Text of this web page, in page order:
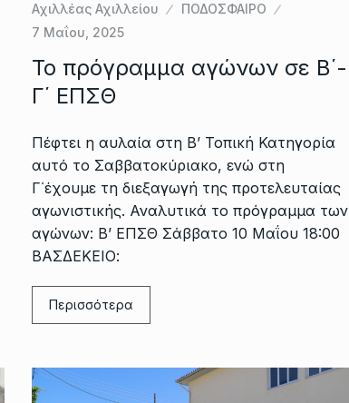
Αχιλλέας Αχιλλείου
ΠΟΔΟΣΦΑΙΡΟ
7 Μαΐου, 2025
To πρόγραμμα αγώνων σε Β΄-
Γ΄ ΕΠΣΘ
Πέφτει η αυλαία στη Β’ Τοπική Κατηγορία
αυτό το Σαββατοκύριακο, ενώ στη
Γ΄έχουμε τη διεξαγωγή της προτελευταίας
αγωνιστικής. Αναλυτικά το πρόγραμμα των
αγώνων: Β’ ΕΠΣΘ Σάββατο 10 Μαΐου 18:00
ΒΑΣΔΕΚΕΙΟ:
Περισσότερα